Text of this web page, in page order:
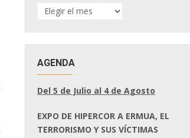
HISTÓRICO
DE
AGENDA
Del 5 de Julio al 4 de Agosto
EXPO DE HIPERCOR A ERMUA, EL
TERRORISMO Y SUS VÍCTIMAS